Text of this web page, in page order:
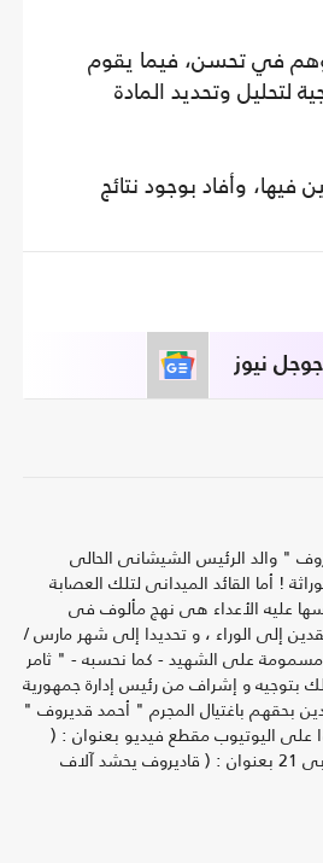
وهم في تحسن، فيما يقوم
لتحليل وتحديد المادة
وأفاد بوجود نتائج
جوجل نيوز
" والد الرئيس الشيشانى الحالى
! أما القائد الميدانى لتلك العصابة
عليه الأعداء هى نهج مألوف فى
إلى الوراء ، و تحديدا إلى شهر مارس /
مسمومة على الشهيد - كما نحسبه - " ثامر
بتوجيه و إشراف من رئيس إدارة جمهورية
بحقهم باغتيال المجرم " أحمد قديروف "
منه و من أفعاله ! شاهدوا على اليوتيوب مقطع فيديو بعنوان : (
عبدالله الشريف | حلقة 6 | القائد خطاب | الموسم الخامس ) ، و إقرأوا تعليقى على خبر نشره موقع عربى 21 بعنوان : ( قاديروف يحشد آلاف